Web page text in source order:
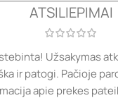
ATSILIEPIMAI
Užsakymas
ir patogi. Pačioje
apie prekes